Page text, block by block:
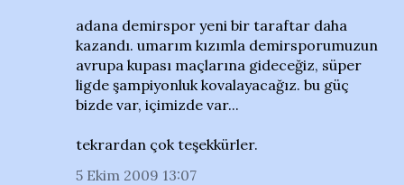
adana demirspor yeni bir taraftar daha
kazandı. umarım kızımla demirsporumuzun
avrupa kupası maçlarına gideceğiz, süper
ligde şampiyonluk kovalayacağız. bu güç
bizde var, içimizde var...
tekrardan çok teşekkürler.
5 Ekim 2009 13:07